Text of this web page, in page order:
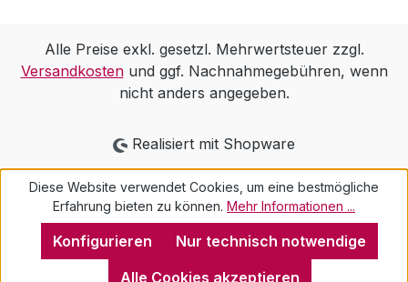
Alle Preise exkl. gesetzl. Mehrwertsteuer zzgl.
Versandkostenund ggf. Nachnahmegebühren, wenn
nicht anders angegeben.
Realisiert mit Shopware
Diese Website verwendet Cookies, um eine bestmögliche
Erfahrung bieten zu können. Mehr Informationen ...
Nur technisch notwendige
Konfigurieren
Alle Cookies akzeptieren